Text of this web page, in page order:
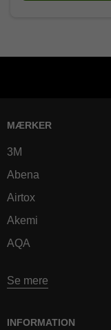
MÆRKER
3M
Abena
Airtox
Akemi
AQA
Se mere
INFORMATION